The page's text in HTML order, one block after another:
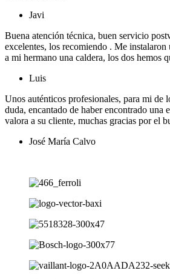
Javi
Buena atención técnica, buen servicio
excelentes, los recomiendo . Me
a mi hermano una caldera, los dos hemos
Luis
Unos auténticos profesionales, para mi de
duda, encantado de haber encontrado una
valora a su cliente, muchas gracias por el
José María Calvo